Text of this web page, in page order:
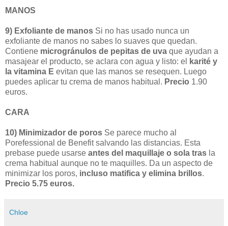
MANOS
9) Exfoliante de manos Si no has usado nunca un
exfoliante de manos no sabes lo suaves que quedan.
Contiene microgránulos de pepitas de uva que ayudan a
masajear el producto, se aclara con agua y listo: el
karité y
la vitamina E evitan que las manos se resequen. Luego
puedes aplicar tu crema de manos habitual. Precio 1.90
euros.
CARA
10) Minimizador de poros Se parece mucho al
Porefessional de Benefit salvando las distancias. Esta
prebase puede usarse antes del maquillaje o sola tras la
crema habitual aunque no te maquilles. Da un aspecto de
minimizar los poros, incluso matifica y elimina brillos.
Precio 5.75 euros.
Chloe